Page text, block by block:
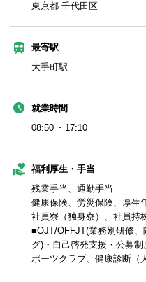
東京都 千代田区
最寄駅
大手町駅
就業時間
08:50 ~ 17:10
福利厚生・手当
残業手当、通勤手当
健康保険、労災保険、厚生
社員寮（独身寮）、社員持
■OJT/OFFJT(業務別研修
グ)・自己啓発支援・公募
ポーツクラブ、健康診断（